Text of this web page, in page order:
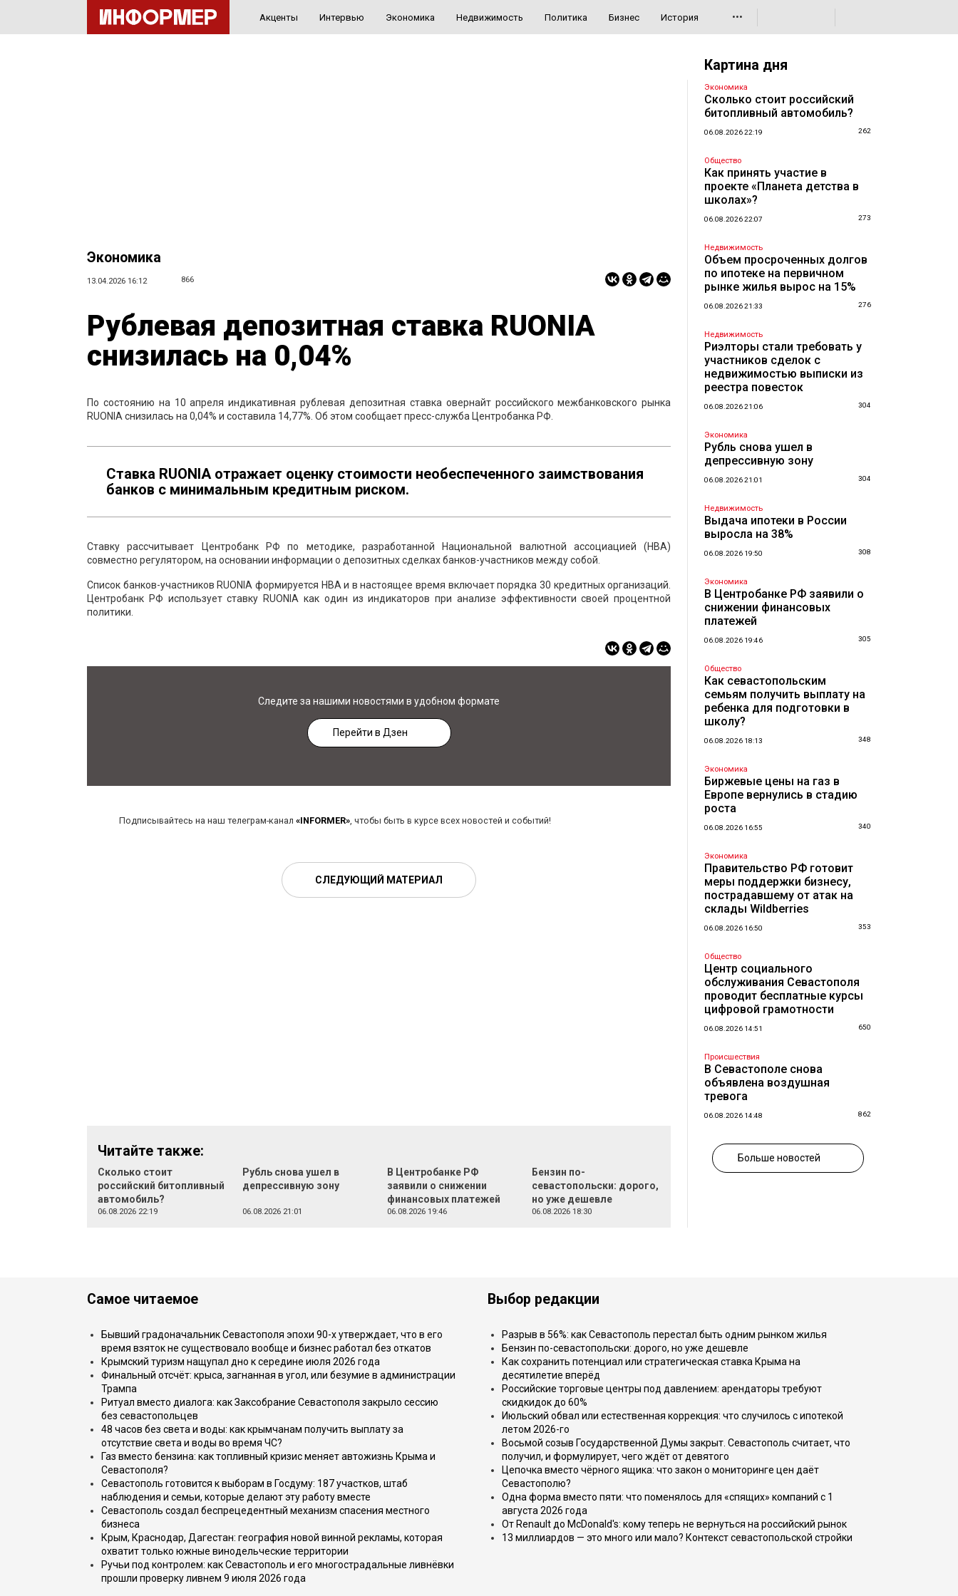
Акценты Интервью Экономика Недвижимость Политика Бизнес История •••
Экономика
13.04.2026 16:12 866
Рублевая депозитная ставка RUONIA
снизилась на 0,04%
По состоянию на 10 апреля индикативная рублевая депозитная ставка овернайт российского межбанковского рынка
RUONIA снизилась на 0,04% и составила 14,77%. Об этом сообщает пресс-служба Центробанка РФ.
Ставка RUONIA отражает оценку стоимости необеспеченного заимствования
банков с минимальным кредитным риском.
Ставку рассчитывает Центробанк РФ по методике, разработанной Национальной валютной ассоциацией (НВА)
совместно регулятором, на основании информации о депозитных сделках банков-участников между собой.
Список банков-участников RUONIA формируется НВА и в настоящее время включает порядка 30 кредитных организаций.
Центробанк РФ использует ставку RUONIA как один из индикаторов при анализе эффективности своей процентной
политики.
Следите за нашими новостями в удобном формате
Перейти в Дзен
Подписывайтесь на наш телеграм-канал «INFORMER», чтобы быть в курсе всех новостей и событий!
СЛЕДУЮЩИЙ МАТЕРИАЛ
Читайте также:
Сколько стоит
российский битопливный
автомобиль?
06.08.2026 22:19
Рубль снова ушел в
депрессивную зону
06.08.2026 21:01
В Центробанке РФ
заявили о снижении
финансовых платежей
06.08.2026 19:46
Бензин по-
севастопольски: дорого,
но уже дешевле
06.08.2026 18:30
Картина дня
Экономика
Сколько стоит российский
битопливный автомобиль?
06.08.2026 22:19 262
Общество
Как принять участие в
проекте «Планета детства в
школах»?
06.08.2026 22:07 273
Недвижимость
Объем просроченных долгов
по ипотеке на первичном
рынке жилья вырос на 15%
06.08.2026 21:33 276
Недвижимость
Риэлторы стали требовать у
участников сделок с
недвижимостью выписки из
реестра повесток
06.08.2026 21:06 304
Экономика
Рубль снова ушел в
депрессивную зону
06.08.2026 21:01 304
Недвижимость
Выдача ипотеки в России
выросла на 38%
06.08.2026 19:50 308
Экономика
В Центробанке РФ заявили о
снижении финансовых
платежей
06.08.2026 19:46 305
Общество
Как севастопольским
семьям получить выплату на
ребенка для подготовки в
школу?
06.08.2026 18:13 348
Экономика
Биржевые цены на газ в
Европе вернулись в стадию
роста
06.08.2026 16:55 340
Экономика
Правительство РФ готовит
меры поддержки бизнесу,
пострадавшему от атак на
склады Wildberries
06.08.2026 16:50 353
Общество
Центр социального
обслуживания Севастополя
проводит бесплатные курсы
цифровой грамотности
06.08.2026 14:51 650
Происшествия
В Севастополе снова
объявлена воздушная
тревога
06.08.2026 14:48 862
Больше новостей
Самое читаемое
Бывший градоначальник Севастополя эпохи 90-х утверждает, что в его
время взяток не существовало вообще и бизнес работал без откатов
Крымский туризм нащупал дно к середине июля 2026 года
Финальный отсчёт: крыса, загнанная в угол, или безумие в администрации
Трампа
Ритуал вместо диалога: как Заксобрание Севастополя закрыло сессию
без севастопольцев
48 часов без света и воды: как крымчанам получить выплату за
отсутствие света и воды во время ЧС?
Газ вместо бензина: как топливный кризис меняет автожизнь Крыма и
Севастополя?
Севастополь готовится к выборам в Госдуму: 187 участков, штаб
наблюдения и семьи, которые делают эту работу вместе
Севастополь создал беспрецедентный механизм спасения местного
бизнеса
Крым, Краснодар, Дагестан: география новой винной рекламы, которая
охватит только южные винодельческие территории
Ручьи под контролем: как Севастополь и его многострадальные ливнёвки
прошли проверку ливнем 9 июля 2026 года
Выбор редакции
Разрыв в 56%: как Севастополь перестал быть одним рынком жилья
Бензин по-севастопольски: дорого, но уже дешевле
Как сохранить потенциал или стратегическая ставка Крыма на
десятилетие вперёд
Российские торговые центры под давлением: арендаторы требуют
скидкидок до 60%
Июльский обвал или естественная коррекция: что случилось с ипотекой
летом 2026-го
Восьмой созыв Государственной Думы закрыт. Севастополь считает, что
получил, и формулирует, чего ждёт от девятого
Цепочка вместо чёрного ящика: что закон о мониторинге цен даёт
Севастополю?
Одна форма вместо пяти: что поменялось для «спящих» компаний с 1
августа 2026 года
От Renault до McDonald's: кому теперь не вернуться на российский рынок
13 миллиардов — это много или мало? Контекст севастопольской стройки